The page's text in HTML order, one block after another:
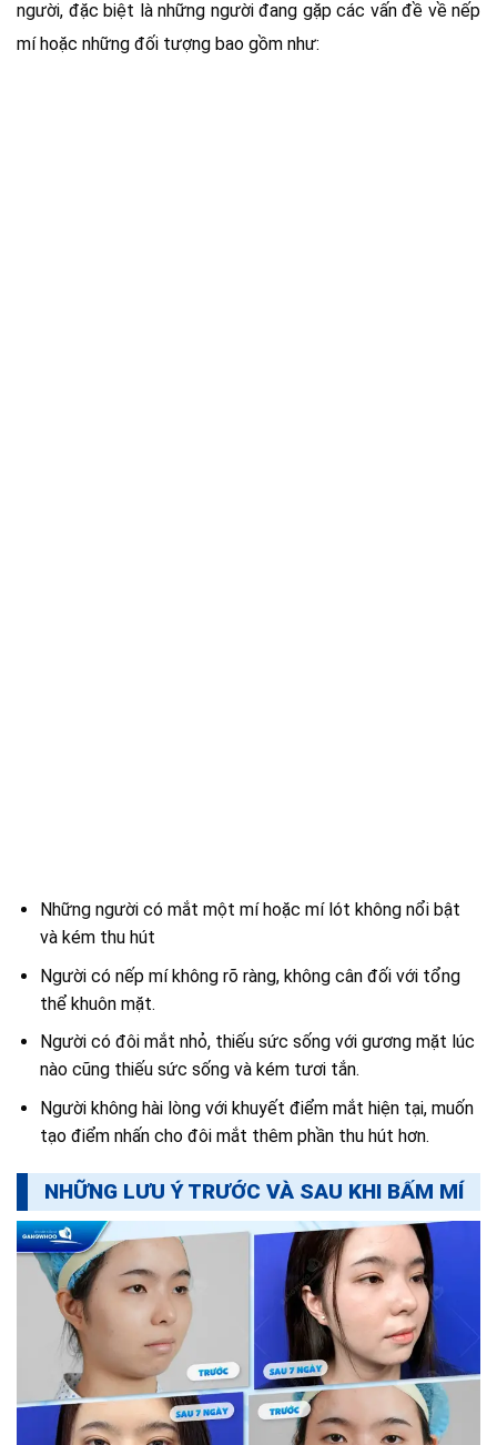
người, đặc biệt là những người đang gặp các vấn đề về nếp
mí hoặc những đối tượng bao gồm như:
Những người có mắt một mí hoặc mí lót không nổi bật
và kém thu hút
Người có nếp mí không rõ ràng, không cân đối với tổng
thể khuôn mặt.
Người có đôi mắt nhỏ, thiếu sức sống với gương mặt lúc
nào cũng thiếu sức sống và kém tươi tắn.
Người không hài lòng với khuyết điểm mắt hiện tại, muốn
tạo điểm nhấn cho đôi mắt thêm phần thu hút hơn.
NHỮNG LƯU Ý TRƯỚC VÀ SAU KHI BẤM MÍ